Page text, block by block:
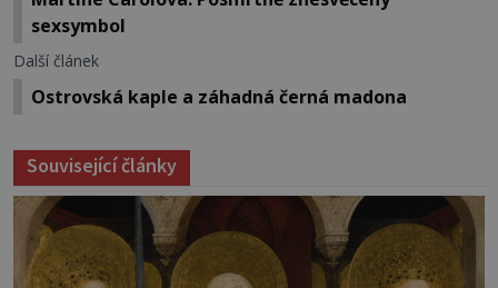
sexsymbol
Další článek
Ostrovská kaple a záhadná černá madona
Související články